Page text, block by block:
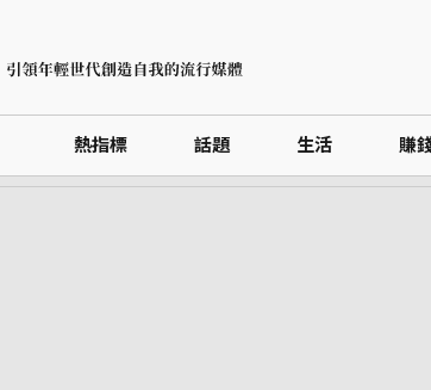
熱指標 話題 生活 賺